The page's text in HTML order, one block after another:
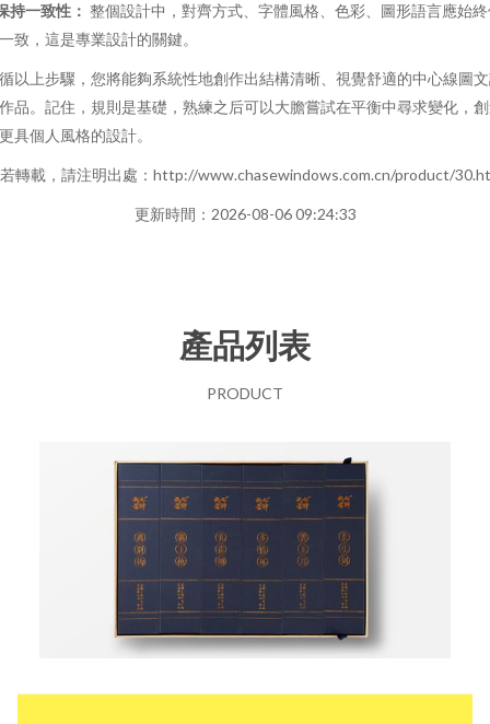
持一致性： 整個設計中，對齊方式、字體風格、色彩、圖形語言應始
致，這是專業設計的關鍵。
以上步驟，您將能夠系統性地創作出結構清晰、視覺舒適的中心線圖
品。記住，規則是基礎，熟練之后可以大膽嘗試在平衡中尋求變化，
具個人風格的設計。
轉載，請注明出處：http://www.chasewindows.com.cn/product/
更新時間：2026-08-06 09:24:33
產品列表
PRODUCT